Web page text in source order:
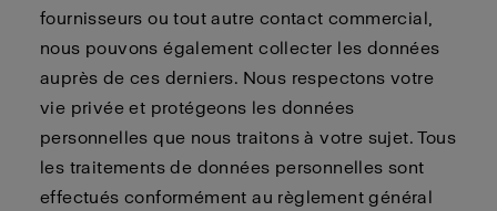
fournisseurs ou tout autre contact commercial,
nous pouvons également collecter les données
auprès de ces derniers. Nous respectons votre
vie privée et protégeons les données
personnelles que nous traitons à votre sujet. Tous
les traitements de données personnelles sont
effectués conformément au règlement général